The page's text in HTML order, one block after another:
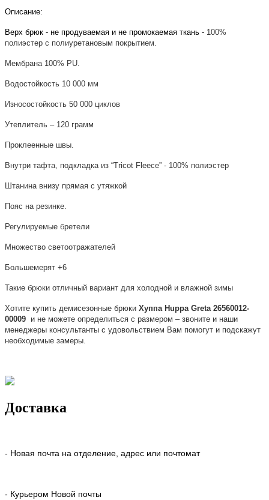
Описание:
Верх брюк - не продуваемая и не промокаемая ткань - 100%
полиэстер с полиуретановым покрытием.
Мембрана 100% PU
Водостойкость 10 000 мм
Износостойкость 50 000 циклов
Утеплитель – 120 грамм
Проклеенные швы.
Внутри тафта, подкладка из “Tricot Fleece” - 100% полиэстер
Штанина внизу прямая с утяжкой
Пояс на резинке.
Регулируемые бретели
Множество светоотражателей
Большемерят +6
Такие брюки отличный вариант для холодной и влажной зимы
Хотите купить демисезонные брюки Хуппа Huppa Greta 26560012-
00009 и не можете определиться с размером – звоните и наши
менеджеры консультанты с удовольствием Вам помогут и подскажут
необходимые замеры.
Доставка
- Новая почта на отделение, адрес или почтомат
- Курьером Новой почты